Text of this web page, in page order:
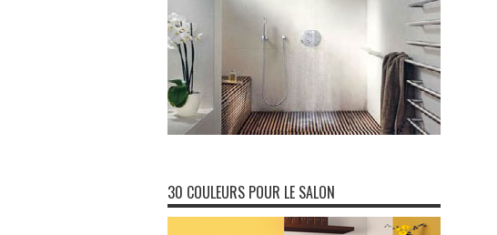
30 COULEURS POUR LE SALON